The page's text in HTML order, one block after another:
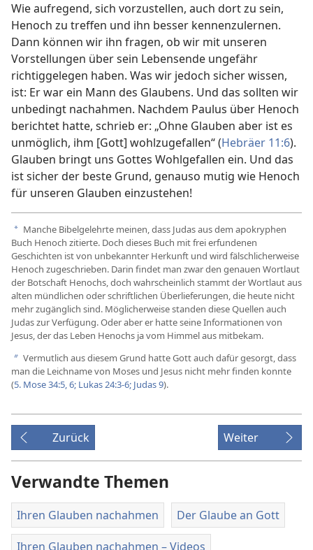
Wie aufregend, sich vorzustellen, auch dort zu sein,
Henoch zu treffen und ihn besser kennenzulernen.
Dann können wir ihn fragen, ob wir mit unseren
Vorstellungen über sein Lebensende ungefähr
richtiggelegen haben. Was wir jedoch sicher wissen,
ist: Er war ein Mann des Glaubens. Und das sollten wir
unbedingt nachahmen. Nachdem Paulus über Henoch
berichtet hatte, schrieb er: „Ohne Glauben aber ist es
unmöglich, ihm [Gott] wohlzugefallen“ (Hebräer 11:6).
Glauben bringt uns Gottes Wohlgefallen ein. Und das
ist sicher der beste Grund, genauso mutig wie Henoch
für unseren Glauben einzustehen!
a Manche Bibelgelehrte meinen, dass Judas aus dem apokryphen
Buch Henoch zitierte. Doch dieses Buch mit frei erfundenen
Geschichten ist von unbekannter Herkunft und wird fälschlicherweise
Henoch zugeschrieben. Darin findet man zwar den genauen Wortlaut
der Botschaft Henochs, doch wahrscheinlich stammt der Wortlaut aus
alten mündlichen oder schriftlichen Überlieferungen, die heute nicht
mehr zugänglich sind. Möglicherweise standen diese Quellen auch
Judas zur Verfügung. Oder aber er hatte seine Informationen von
Jesus, der das Leben Henochs ja vom Himmel aus mitbekam.
b Vermutlich aus diesem Grund hatte Gott auch dafür gesorgt, dass
man die Leichname von Moses und Jesus nicht mehr finden konnte
(5. Mose 34:5, 6; Lukas 24:3-6; Judas 9).
Zurück Weiter
Verwandte Themen
Ihren Glauben nachahmen Der Glaube an Gott
Ihren Glauben nachahmen – Videos